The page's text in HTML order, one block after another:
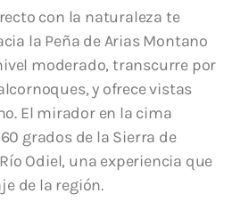
con la naturaleza te
la Peña de Arias Montano
moderado, transcurre por
y ofrece vistas
El mirador en la cima
grados de la Sierra de
Odiel, una experiencia que
de la región.